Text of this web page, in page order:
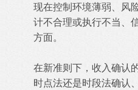
现在控制环境薄弱、风
计不合理或执行不当、
方面。
在新准则下，收入确认
时点法还是时段法确认